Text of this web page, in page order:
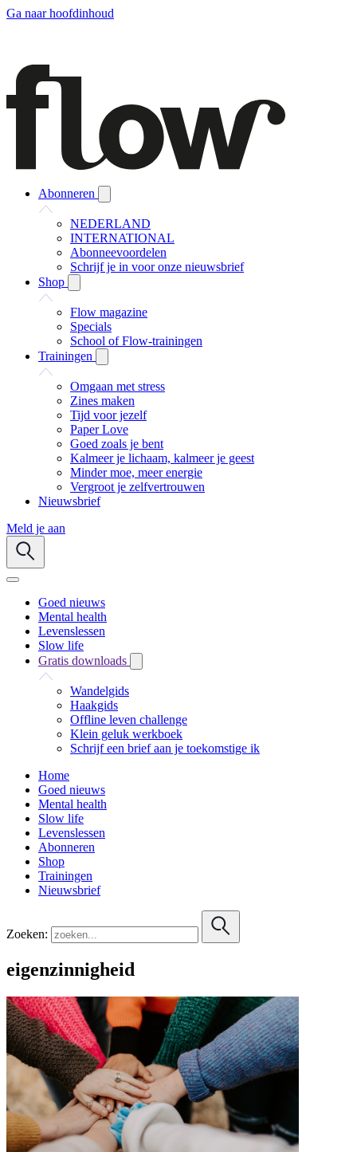
Ga naar hoofdinhoud
Abonneren
NEDERLAND
INTERNATIONAL
Abonneevoordelen
Schrijf je in voor onze nieuwsbrief
Shop
Flow magazine
Specials
School of Flow-trainingen
Trainingen
Omgaan met stress
Zines maken
Tijd voor jezelf
Paper Love
Goed zoals je bent
Kalmeer je lichaam, kalmeer je geest
Minder moe, meer energie
Vergroot je zelfvertrouwen
Nieuwsbrief
Meld je aan
Goed nieuws
Mental health
Levenslessen
Slow life
Gratis downloads
Wandelgids
Haakgids
Offline leven challenge
Klein geluk werkboek
Schrijf een brief aan je toekomstige ik
Home
Goed nieuws
Mental health
Slow life
Levenslessen
Abonneren
Shop
Trainingen
Nieuwsbrief
Zoeken:
eigenzinnigheid